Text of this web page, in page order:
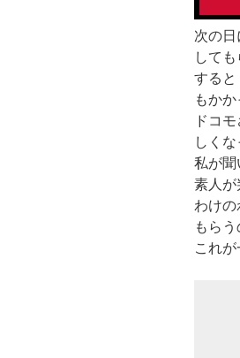
次の
しても
すると
もかか
ドコ
しく
私が聞
素人が
わけの
もらう
これが